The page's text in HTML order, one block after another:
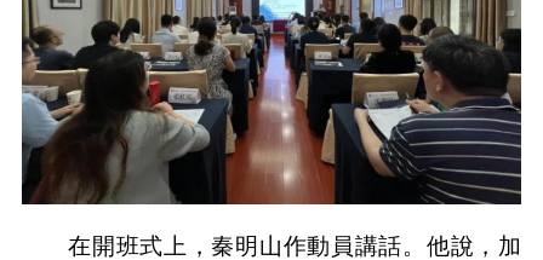
在開班式上，秦明山作動員講話。他說，加